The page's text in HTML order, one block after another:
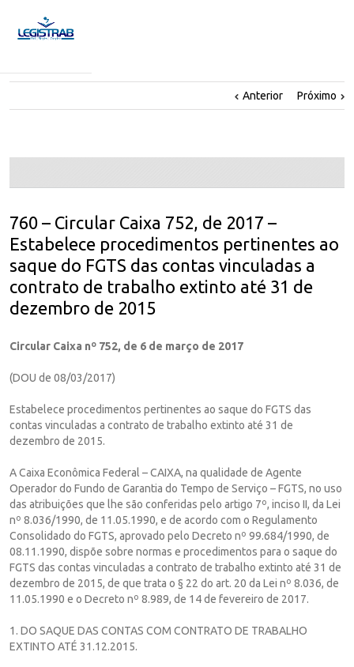
Anterior Próximo
760 – Circular Caixa 752, de 2017 –
Estabelece procedimentos pertinentes ao
saque do FGTS das contas vinculadas a
contrato de trabalho extinto até 31 de
dezembro de 2015
Circular Caixa nº 752, de 6 de março de 2017
(DOU de 08/03/2017)
Estabelece procedimentos pertinentes ao saque do FGTS das
contas vinculadas a contrato de trabalho extinto até 31 de
dezembro de 2015.
A Caixa Econômica Federal – CAIXA, na qualidade de Agente
Operador do Fundo de Garantia do Tempo de Serviço – FGTS, no uso
das atribuições que lhe são conferidas pelo artigo 7º, inciso II, da Lei
nº 8.036/1990, de 11.05.1990, e de acordo com o Regulamento
Consolidado do FGTS, aprovado pelo Decreto nº 99.684/1990, de
08.11.1990, dispõe sobre normas e procedimentos para o saque do
FGTS das contas vinculadas a contrato de trabalho extinto até 31 de
dezembro de 2015, de que trata o § 22 do art. 20 da Lei nº 8.036, de
11.05.1990 e o Decreto nº 8.989, de 14 de fevereiro de 2017.
1. DO SAQUE DAS CONTAS COM CONTRATO DE TRABALHO
EXTINTO ATÉ 31.12.2015.